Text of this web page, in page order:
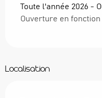
Toute l'année 2026 -
Ouverture en
Localisation